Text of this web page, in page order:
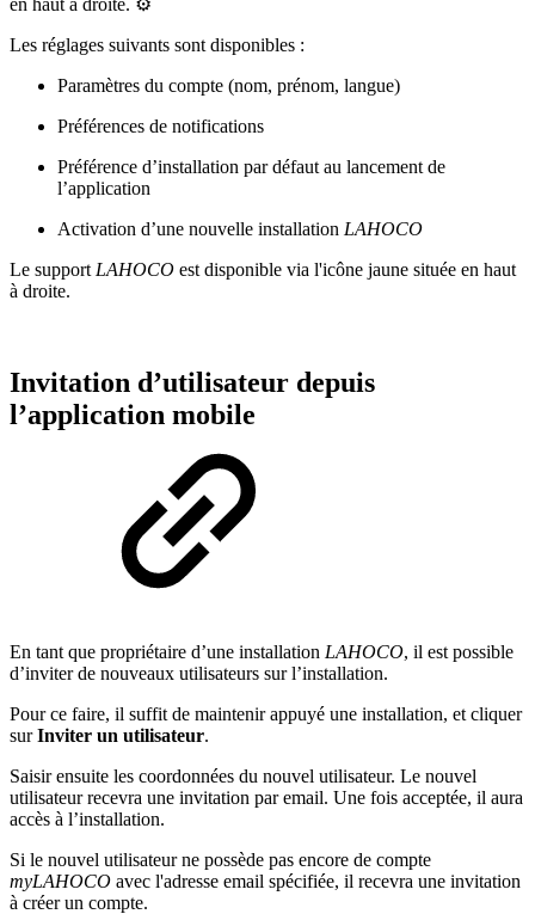
en haut à droite. ⚙️
Les réglages suivants sont disponibles :
Paramètres du compte (nom, prénom, langue)
Préférences de notifications
Préférence d’installation par défaut au lancement de
l’application
Activation d’une nouvelle installation LAHOCO
Le support LAHOCO est disponible via l'icône jaune située en haut
à droite.
Invitation d’utilisateur depuis
l’application mobile
En tant que propriétaire d’une installation LAHOCO, il est possible
d’inviter de nouveaux utilisateurs sur l’installation.
Pour ce faire, il suffit de maintenir appuyé une installation, et cliquer
surInviter un utilisateur.
Saisir ensuite les coordonnées du nouvel utilisateur. Le nouvel
utilisateur recevra une invitation par email. Une fois acceptée, il aura
accès à l’installation.
Si le nouvel utilisateur ne possède pas encore de compte
myLAHOCO avec l'adresse email spécifiée, il recevra une invitation
à créer un compte.